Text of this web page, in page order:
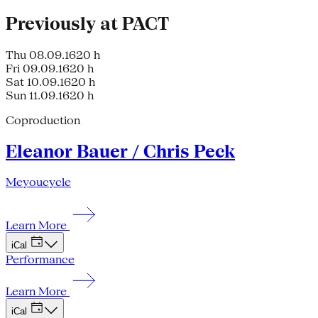
Previously at PACT
Thu 08.09.1620 h
Fri 09.09.1620 h
Sat 10.09.1620 h
Sun 11.09.1620 h
Coproduction
Eleanor Bauer / Chris Peck
Meyoucycle
Learn More
iCal
Performance
Learn More
iCal